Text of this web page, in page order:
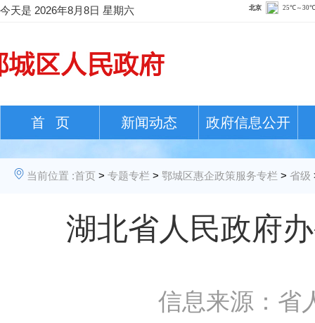
今天是 2026年8月8日 星期六
首 页 新闻动态 政府信息公开
当前位置 :首页 > 专题专栏 > 鄂城区惠企政策服务专栏 > 省级
湖北​省人民政府
信息来源：省